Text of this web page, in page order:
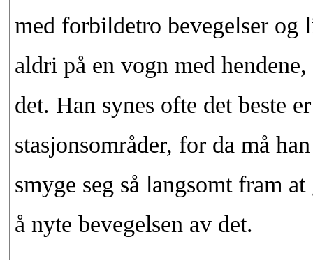
med forbildetro bevegelser
aldri på en vogn med
det. Han synes ofte det beste
stasjonsområder, for da må
smyge seg så langsomt fram
å nyte bevegelsen av det.